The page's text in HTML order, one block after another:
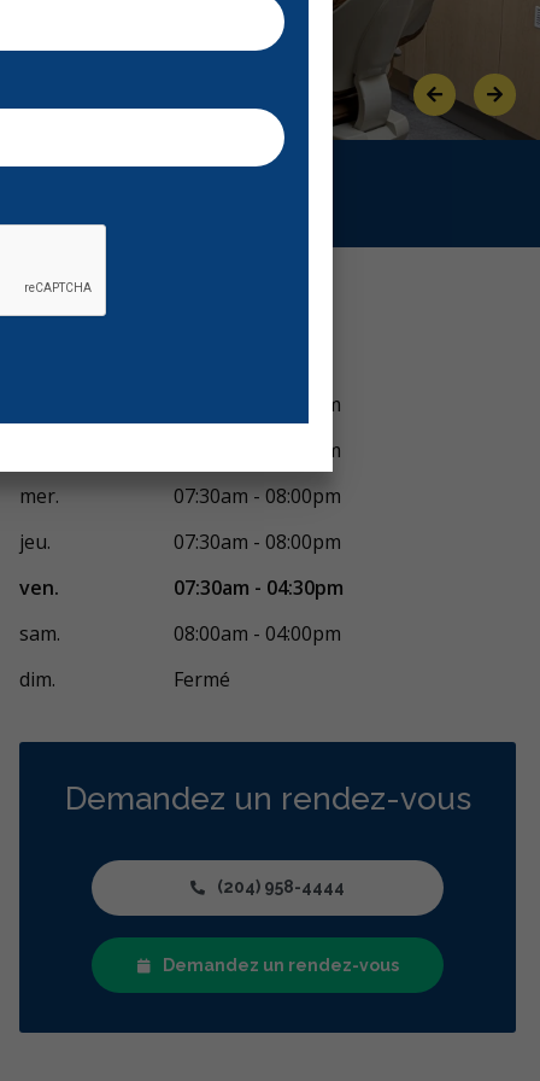
PreviousNext
07:30am - 08:00pm
07:30am - 08:00pm
mer.
07:30am - 08:00pm
jeu.
07:30am - 08:00pm
ven.
07:30am - 04:30pm
sam.
08:00am - 04:00pm
dim.
Fermé
Demandez un rendez-vous
(204) 958-4444
Demandez un rendez-vous